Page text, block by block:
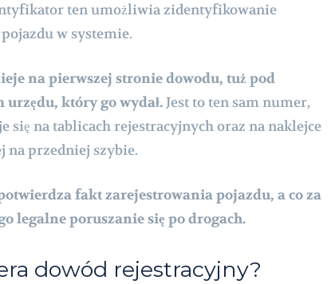
ten umożliwia zidentyfikowanie
w systemie.
na pierwszej stronie dowodu, tuż pod
urzędu, który go wydał.Jest to ten sam numer,
się na tablicach rejestracyjnych oraz na naklejce
na przedniej szybie.
fakt zarejestrowania pojazdu, a co za
legalne poruszanie się po drogach.
dowód rejestracyjny?